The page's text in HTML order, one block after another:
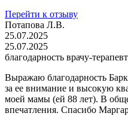
Перейти к отзыву
Потапова Л.В.
25.07.2025
25.07.2025
благодарность врачу-
Выражаю благодарность
за ее внимание и высокую
моей мамы (ей 88 лет). В
впечатления. Спасибо